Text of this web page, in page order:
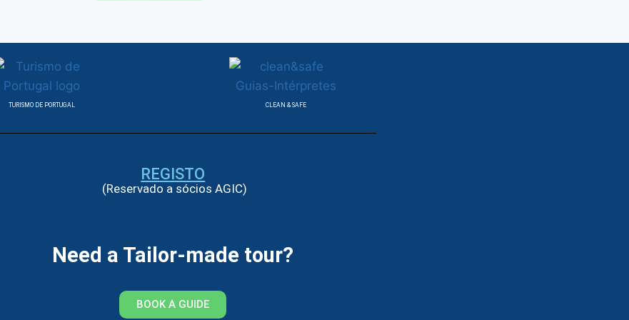
TURISMO DE PORTUGAL CLEAN & SAFE
REGISTO
(Reservado a sócios AGIC)
Need a Tailor-made tour?
BOOK A GUIDE